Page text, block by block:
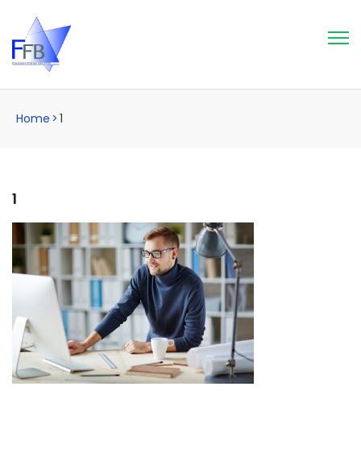
Home > 1
1